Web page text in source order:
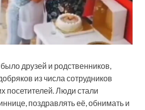
друзей и родственников,
из числа сотрудников
посетителей. Люди стали
поздравлять её, обнимать и